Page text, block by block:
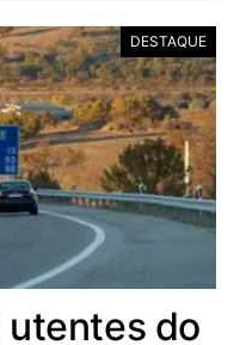
DESTAQUE
utentes do